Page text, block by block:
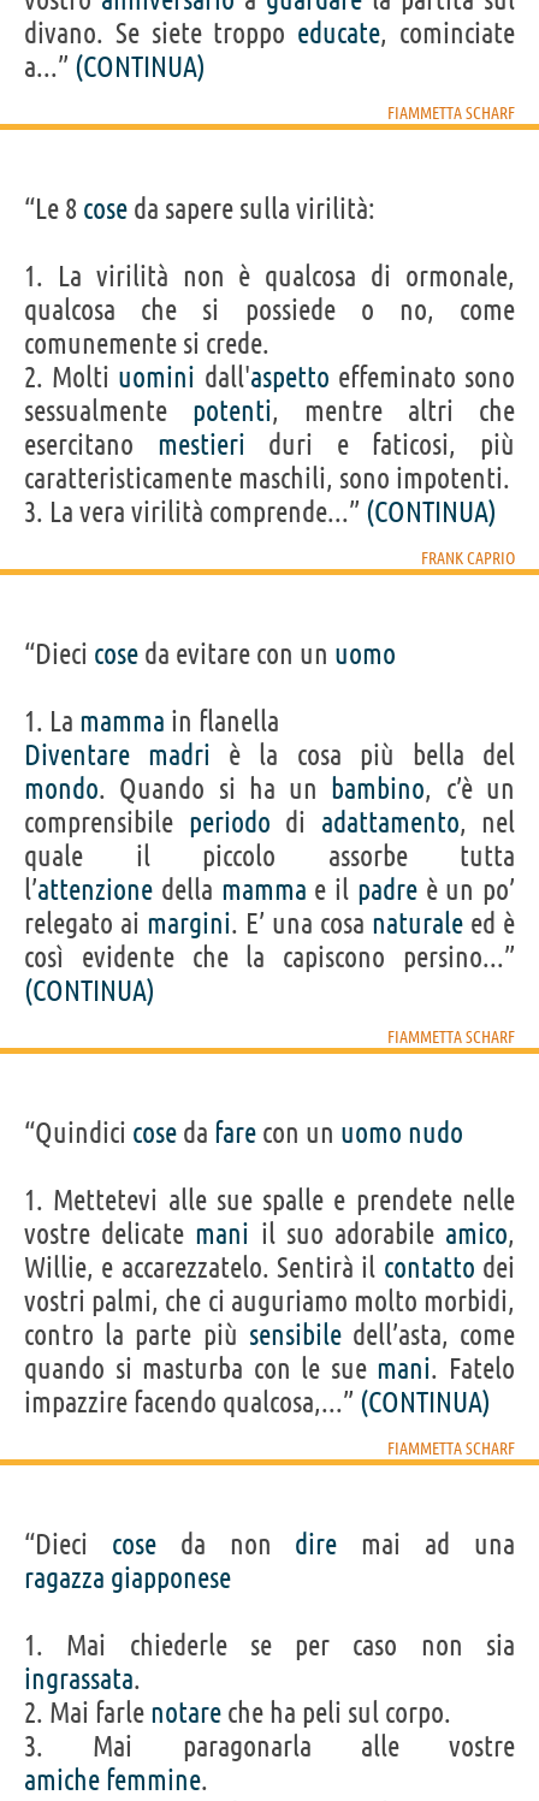
divano. Se siete troppo educate, cominciate
a...” (CONTINUA)
FIAMMETTA SCHARF
“Le 8 cose da sapere sulla virilità:
1. La virilità non è qualcosa di ormonale,
qualcosa che si possiede o no, come
comunemente si crede.
2. Molti uomini dall'aspetto effeminato sono
sessualmente potenti, mentre altri che
esercitano mestieri duri e faticosi, più
caratteristicamente maschili, sono impotenti.
3. La vera virilità comprende...” (CONTINUA)
FRANK CAPRIO
“Dieci cose da evitare con un uomo
1. La mamma in flanella
Diventare madri è la cosa più bella del
mondo. Quando si ha un bambino, c’è un
comprensibile periodo di adattamento, nel
quale il piccolo assorbe tutta
l’attenzione della mamma e il padreè un po’
relegato ai margini. E’ una cosa naturale ed è
così evidente che la capiscono persino...”
(CONTINUA)
FIAMMETTA SCHARF
“Quindici cose da fare con un uomo nudo
1. Mettetevi alle sue spalle e prendete nelle
vostre delicate mani il suo adorabile amico,
Willie, e accarezzatelo. Sentirà il contatto dei
vostri palmi, che ci auguriamo molto morbidi,
contro la parte più sensibiledell’asta, come
quando si masturba con le sue mani. Fatelo
impazzire facendo qualcosa,...” (CONTINUA)
FIAMMETTA SCHARF
“Dieci coseda non dire mai ad una
ragazza giapponese
1. Mai chiederle se per caso non sia
ingrassata.
2. Mai farle notare che ha peli sul corpo.
3. Mai paragonarla alle vostre
amiche femmine.